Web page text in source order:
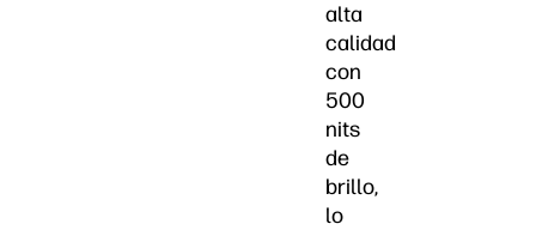
alta
calidad
con
500
nits
de
brillo,
lo